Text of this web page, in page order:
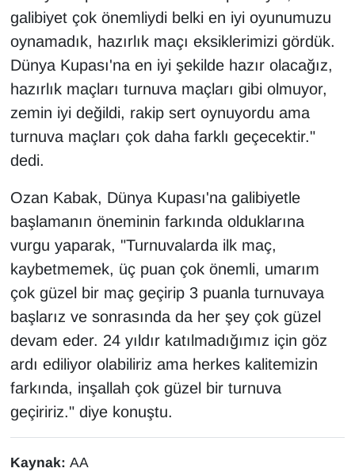
galibiyet çok önemliydi belki en iyi oyunumuzu
oynamadık, hazırlık maçı eksiklerimizi gördük.
Dünya Kupası'na en iyi şekilde hazır olacağız,
hazırlık maçları turnuva maçları gibi olmuyor,
zemin iyi değildi, rakip sert oynuyordu ama
turnuva maçları çok daha farklı geçecektir."
dedi.
Ozan Kabak, Dünya Kupası'na galibiyetle
başlamanın öneminin farkında olduklarına
vurgu yaparak, "Turnuvalarda ilk maç,
kaybetmemek, üç puan çok önemli, umarım
çok güzel bir maç geçirip 3 puanla turnuvaya
başlarız ve sonrasında da her şey çok güzel
devam eder. 24 yıldır katılmadığımız için göz
ardı ediliyor olabiliriz ama herkes kalitemizin
farkında, inşallah çok güzel bir turnuva
geçiririz." diye konuştu.
Kaynak: AA